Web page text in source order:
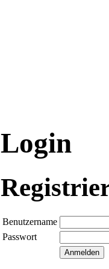
Login
Benutzername
Passwort